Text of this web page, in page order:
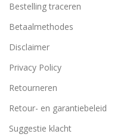
Bestelling traceren
Betaalmethodes
Disclaimer
Privacy Policy
Retourneren
Retour- en garantiebeleid
Suggestie klacht